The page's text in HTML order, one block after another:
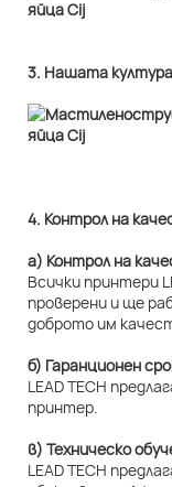
3. Нашата култура
4. Контрол на
а) Контрол на
Всички принтери
проверени и ще
доброто им
б) Гаранционен
LEAD TECH
принтер.
в) Техническо
LEAD TECH